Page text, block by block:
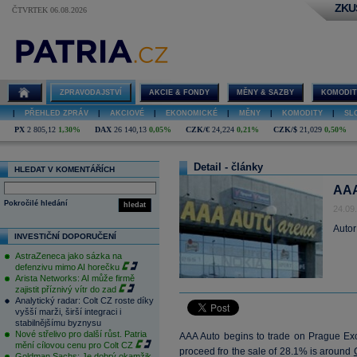
ČTVRTEK 06.08.2026
ZPRAVODAJSTVÍ AKCIE & FONDY MĚNY & SAZBY
PŘEHLED ZPRÁV AKCIOVÉ EKONOMICKÉ MĚNY KOMODITY
PX 2 805,12 1,30% DAX 26 140,13 0,05% CZK/€ 24,224 0,21% CZK/$ 21,029 0,50%
HLEDAT V KOMENTÁŘÍCH
hledat
Pokročilé hledání
INVESTIČNÍ DOPORUČENÍ
AstraZeneca jako sázka na
defenzivu mimo AI horečku
Arista Networks: AI může firmě
zajistit příznivý vítr do zad
Analytický radar: Colt CZ roste díky
vyšší marži, širší integraci i
stabilnějšímu byznysu
Nové střelivo pro další růst. Patria
mění cílovou cenu pro Colt CZ
Detail - články
AAA Auto begins to trade on Prague
proceed fro the sale of 28.1% is around